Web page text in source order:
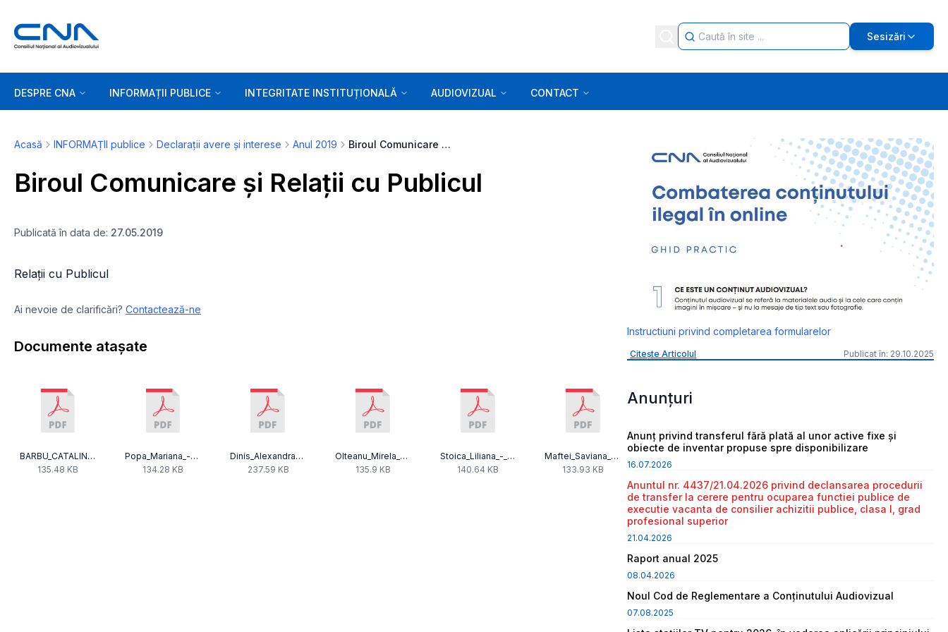
Sesizări
DESPRE CNA INFORMAȚII PUBLICE INTEGRITATE INSTITUȚIONALĂ AUDIOVIZUAL CONTACT
Acasă INFORMAȚII publice Declarații avere și interese Anul 2019 Biroul Comunicare și Relații cu Publicul
Biroul Comunicare și Relații cu Publicul
Publicată în data de: 27.05.2019
Relații cu Publicul
Ai nevoie de clarificări? Contactează-ne
Documente atașate
BARBU_CATALINA_-_Declaratie_Avere_2019.pdf
135.48 KB
Popa_Mariana_-_Declaratie_Avere_2019.pdf
134.28 KB
Dinis_Alexandra_-_Declaratii_avere_interese_2019.pdf
237.59 KB
Olteanu_Mirela_-_Declaratie_Avere_2019.pdf
135.9 KB
Stoica_Liliana_-_Declaratie_Avere_2019.pdf
140.64 KB
Maftei_Saviana_-_Declaratie_Avere_2019.pdf
133.93 KB
Instructiuni privind completarea formularelor
Citește Articolul Publicat în: 29.10.2025
Anunțuri
Anunț privind transferul fără plată al unor active fixe și
obiecte de inventar propuse spre disponibilizare
16.07.2026
Anuntul nr. 4437/21.04.2026 privind declansarea procedurii
de transfer la cerere pentru ocuparea functiei publice de
executie vacanta de consilier achizitii publice, clasa I, grad
profesional superior
21.04.2026
Raport anual 2025
08.04.2026
Noul Cod de Reglementare a Conținutului Audiovizual
07.08.2025